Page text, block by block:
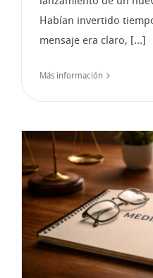
Habían invertido
mensaje era claro, [...]
Más información